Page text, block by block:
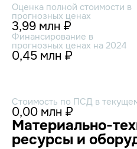
Оценка полной стоимости в
прогнозных ценах
3,99 млн ₽
Финансирование в
прогнозных ценах на 2024
0,45 млн ₽
Стоимость по ПСД в
0,00 млн ₽
Материально-
ресурсы и